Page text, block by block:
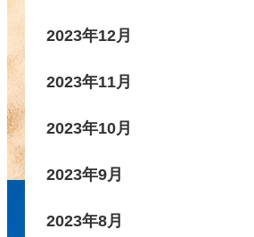
2023年12月
2023年11月
2023年10月
2023年9月
2023年8月